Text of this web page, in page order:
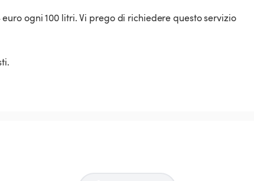
ogni 100 litri. Vi prego di richiedere questo servizio